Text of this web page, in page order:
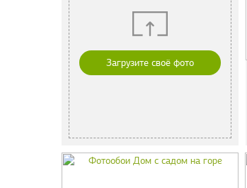
Загрузите своё фото